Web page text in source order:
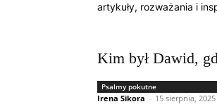
artykuły, rozważania i
Kim był Dawid,
Psalmy pokutne
Irena Sikora - 15 sierpnia, 2025